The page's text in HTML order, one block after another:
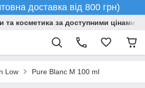
доставка від 800 грн)
та косметика за доступними цінами
Low Pure Blanc M 100 ml